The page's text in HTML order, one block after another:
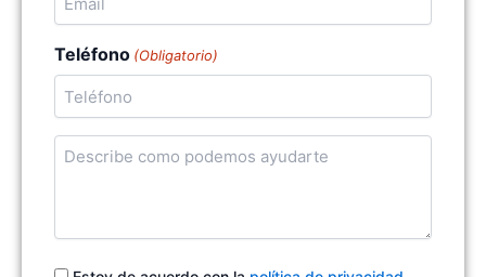
Teléfono (Obligatorio)
Cuentanos
en
ayudarte